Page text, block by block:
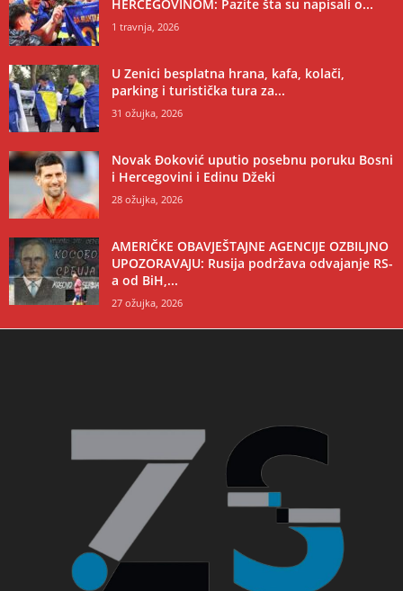
HERCEGOVINOM: Pazite šta su napisali o...
1 travnja, 2026
U Zenici besplatna hrana, kafa, kolači,
parking i turistička tura za...
31 ožujka, 2026
Novak Đoković uputio posebnu poruku Bosni
i Hercegovini i Edinu Džeki
28 ožujka, 2026
AMERIČKE OBAVJEŠTAJNE AGENCIJE OZBILJNO
UPOZORAVAJU: Rusija podržava odvajanje RS-
a od BiH,...
27 ožujka, 2026